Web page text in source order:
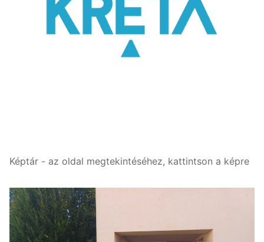
Képtár - az oldal megtekintéséhez, kattintson a képre